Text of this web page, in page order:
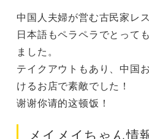
中国人夫婦が営む古民家レ
日本語もペラペラでとって
ました。
テイクアウトもあり、中国
けるお店で素敵でした！
谢谢你请的这顿饭！
メイメイちゃん情